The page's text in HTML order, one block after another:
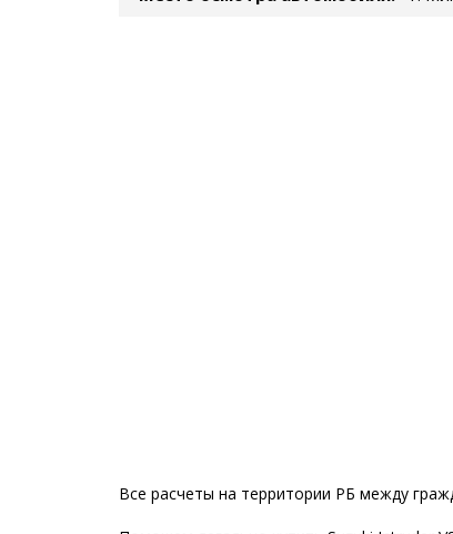
Все расчеты на территории РБ между